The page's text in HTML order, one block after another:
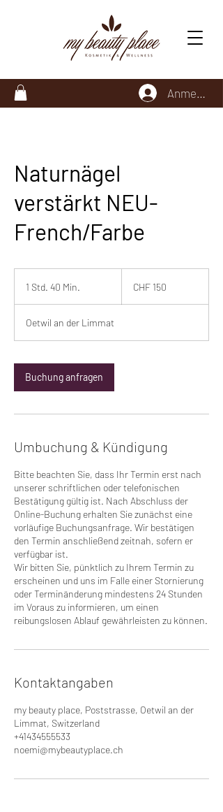
Anmelden
Naturnägel
verstärkt NEU-
French/Farbe
1 Std. 40 Min.
d
4
M
i
n
Franken
CHF 150
Oetwil an der Limmat
Buchung anfragen
Umbuchung & Kündigung
Bitte beachten Sie, dass Ihr Termin erst nach
unserer schriftlichen oder telefonischen
Bestätigung gültig ist. Nach Abschluss der
Online-Buchung erhalten Sie zunächst eine
vorläufige Buchungsanfrage. Wir bestätigen
den Termin anschließend zeitnah, sofern er
verfügbar ist.
Wir bitten Sie, pünktlich zu Ihrem Termin zu
erscheinen und uns im Falle einer Stornierung
oder Terminänderung mindestens 24 Stunden
im Voraus zu informieren, um einen
reibungslosen Ablauf gewährleisten zu können.
Kontaktangaben
my beauty place, Poststrasse, Oetwil an der
Limmat, Switzerland
+41434555533
noemi@mybeautyplace.ch